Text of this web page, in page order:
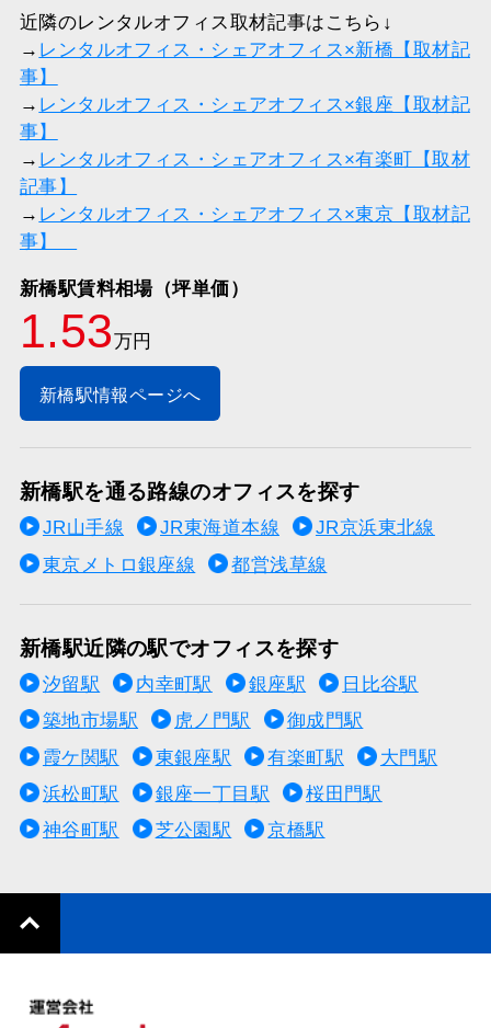
近隣のレンタルオフィス取材記事はこちら↓
→ レンタルオフィス・シェアオフィス×新橋【取材記
事】
→ レンタルオフィス・シェアオフィス×銀座【取材記
事】
→ レンタルオフィス・シェアオフィス×有楽町【取材
記事】
→ レンタルオフィス・シェアオフィス×東京【取材記
事】
新橋駅賃料相場（坪単価）
1.53万円
新橋駅情報ページへ
新橋駅を通る路線のオフィスを探す
JR山手線 JR東海道本線
JR京浜東北線
東京メトロ銀座線
都営浅草線
新橋駅近隣の駅でオフィスを探す
汐留駅 内幸町駅 銀座駅
日比谷駅
築地市場駅
虎ノ門駅
御成門駅
霞ケ関駅
東銀座駅 有楽町駅
大門駅
浜松町駅
銀座一丁目駅
桜田門駅
神谷町駅
芝公園駅 京橋駅